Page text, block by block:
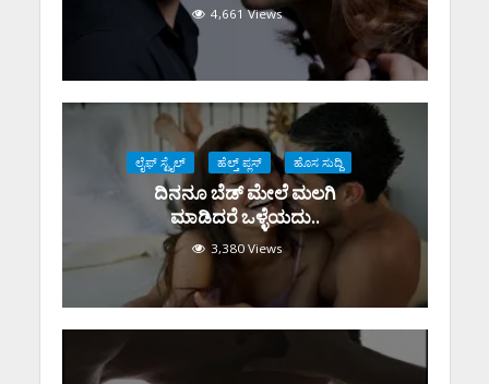
4,661 Views
ಲೈಫ್ ಸ್ಟೈಲ್ ಹೆಲ್ತ್ ಪ್ಲಸ್ ಹೊಸ ಸುದ್ದಿ
ದಿನನೂ ಬೆಡ್ ಮೇಲೆ ಮಲಗಿ
ಮಾಡಿದರೆ ಒಳ್ಳೆಯದು..
3,380 Views